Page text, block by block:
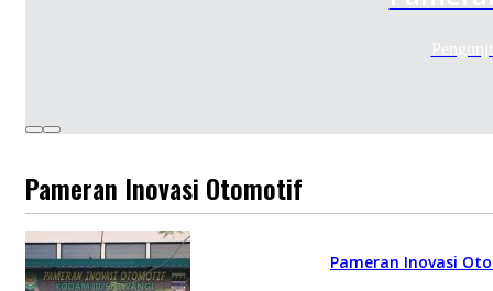
Pameran Inovasi Otomotif
Pameran Inovasi